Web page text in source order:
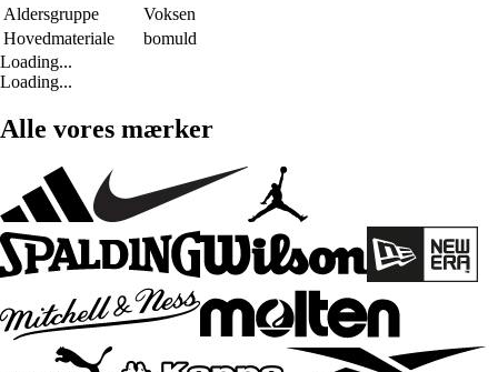
Aldersgruppe
Voksen
Hovedmateriale
bomuld
Loading...
Loading...
Alle vores mærker